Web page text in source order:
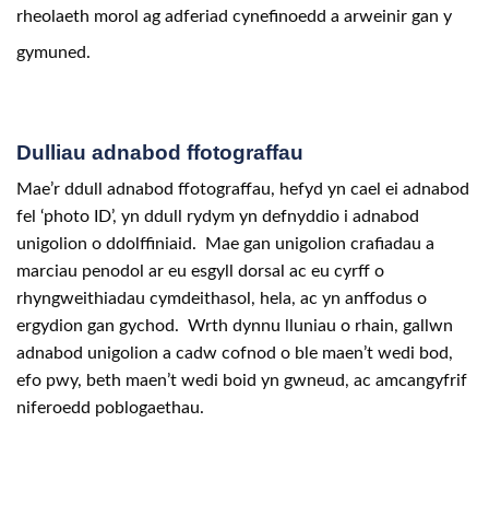
rheolaeth morol ag adferiad cynefinoedd a arweinir gan y
gymuned.
Dulliau adnabod ffotograffau
Mae’r ddull adnabod ffotograffau, hefyd yn cael ei adnabod
fel ‘photo ID’, yn ddull rydym yn defnyddio i adnabod
unigolion o ddolffiniaid. Mae gan unigolion crafiadau a
marciau penodol ar eu esgyll dorsal ac eu cyrff o
rhyngweithiadau cymdeithasol, hela, ac yn anffodus o
ergydion gan gychod. Wrth dynnu lluniau o rhain, gallwn
adnabod unigolion a cadw cofnod o ble maen’t wedi bod,
efo pwy, beth maen’t wedi boid yn gwneud, ac amcangyfrif
niferoedd poblogaethau.